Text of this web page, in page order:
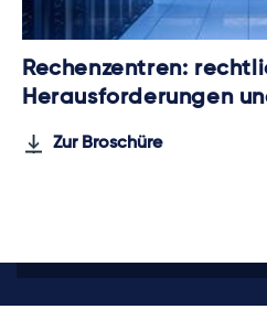
Rechenzentren:
Herausforderungen
Zur Broschüre